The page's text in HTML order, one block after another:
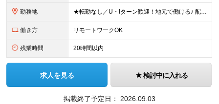
勤務地 ★転勤なし／U・Iターン歓迎！地元で働ける♪ 配属先：東京・神奈川・千葉・長野・石川・大阪・福岡・札幌・愛知・広島にある『NTTドコモ』グループ 《勤務地一覧》 ■東京 ・東京都新宿区新宿4-1-6
働き方 リモートワークOK
残業時間 20時間以内
求人を見る 検討中に入れる
掲載終了予定日： 2026.09.03